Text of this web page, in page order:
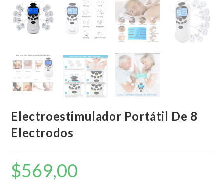
Electroestimulador Portátil De 8
Electrodos
$569,00